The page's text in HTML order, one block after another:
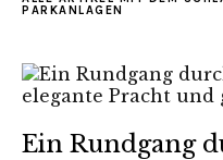
PARKANLAGEN
Ein Rundgang